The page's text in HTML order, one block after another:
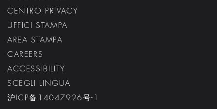
CENTRO PRIVACY
UFFICI STAMPA
AREA STAMPA
CAREERS
ACCESSIBILITY
SCEGLI LINGUA
沪ICP备14047926号-1